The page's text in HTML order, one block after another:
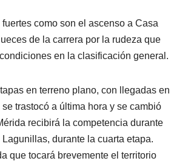
como son el ascenso a Casa
de la carrera por la rudeza que
en la clasificación general.
en terreno plano, con llegadas en
trastocó a última hora y se cambió
recibirá la competencia durante
durante la cuarta etapa.
que tocará brevemente el territorio